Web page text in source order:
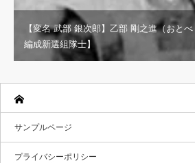
【変名 武部 銀次郎】乙部 剛之進（おと
編成新選組隊士】
サンプルページ
プライバシーポリシー